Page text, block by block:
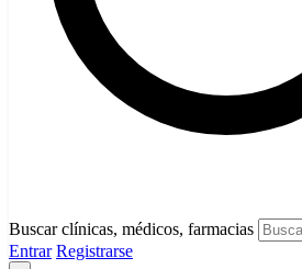
Buscar clínicas, médicos, farmacias
Entrar Registrarse